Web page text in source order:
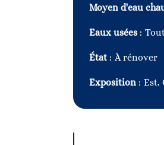
Moyen d'eau
Eaux usées
État À rénover
Exposition Est,